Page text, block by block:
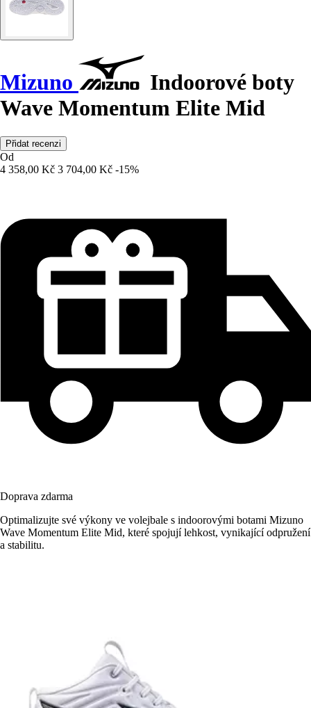
Mizuno
Indoorové boty
Wave Momentum Elite Mid
Přidat recenzi
Od
4 358,00 Kč 3 704,00 Kč -15%
Doprava zdarma
Optimalizujte své výkony ve volejbale s indoorovými botami Mizuno
Wave Momentum Elite Mid, které spojují lehkost, vynikající odpružení
a stabilitu.